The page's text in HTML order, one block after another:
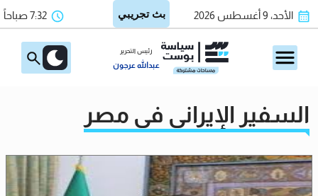
الأحد، 9 أغسطس 2026 7:32 صباحاً
رئيس التحرير
عبدالله عرجون
السفير الإيراني في مصر